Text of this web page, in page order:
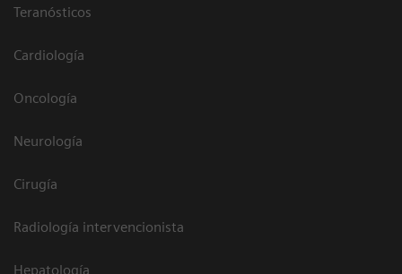
Teranósticos
Cardiología
Oncología
Neurología
Cirugía
Radiología intervencionista
Hepatología